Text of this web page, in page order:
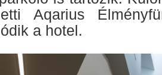
Aqarius
a hotel.